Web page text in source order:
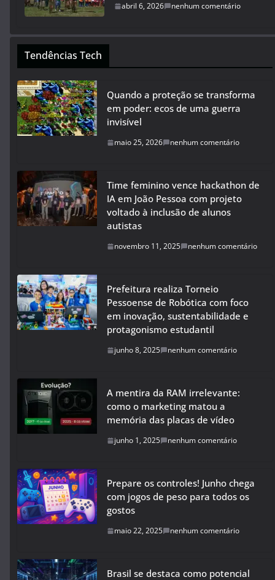
abril 6, 2026 nenhum comentário
Tendências Tech
Quando a proteção se transforma
em poder: ecos de uma guerra
invisível
maio 25, 2026 nenhum comentário
Time feminino vence hackathon de
IA em João Pessoa com projeto
voltado à inclusão de alunos
autistas
novembro 11, 2025 nenhum comentário
Prefeitura realiza Torneio
Pessoense de Robótica com foco
em inovação, sustentabilidade e
protagonismo estudantil
junho 8, 2025 nenhum comentário
A mentira da RAM irrelevante:
como o marketing matou a
memória das placas de vídeo
junho 1, 2025 nenhum comentário
Prepare os controles! Junho chega
com jogos de peso para todos os
gostos
maio 22, 2025 nenhum comentário
Brasil se destaca como potencial